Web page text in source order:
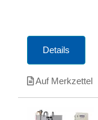
Details
Auf Merkzettel